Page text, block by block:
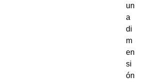
un
a
di
m
en
si
ón